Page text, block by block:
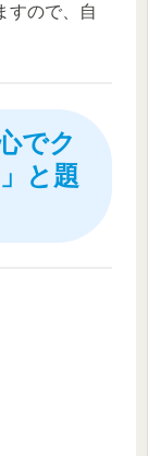
すので、自
でク
と題